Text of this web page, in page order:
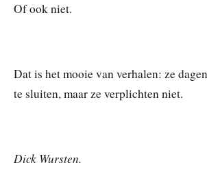
Of ook niet.
Dat is het mooie van verhalen: ze
te sluiten, maar ze verplichten niet.
Dick Wursten.